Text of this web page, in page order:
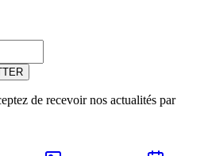
de recevoir nos actualités par